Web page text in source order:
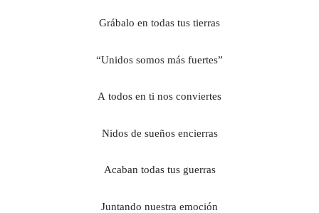
Grábalo en todas tus tierras
“Unidos somos más fuertes”
A todos en ti nos conviertes
Nidos de sueños encierras
Acaban todas tus guerras
Juntando nuestra emoción